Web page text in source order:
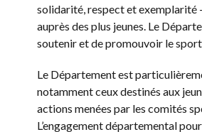
solidarité, respect et exemplarité
auprès des plus jeunes. Le
soutenir et de promouvoir le
Le Département est
notamment ceux destinés aux
actions menées par les comités
L’engagement départemental